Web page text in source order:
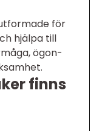
för
hjälpa till
ögon-
finns